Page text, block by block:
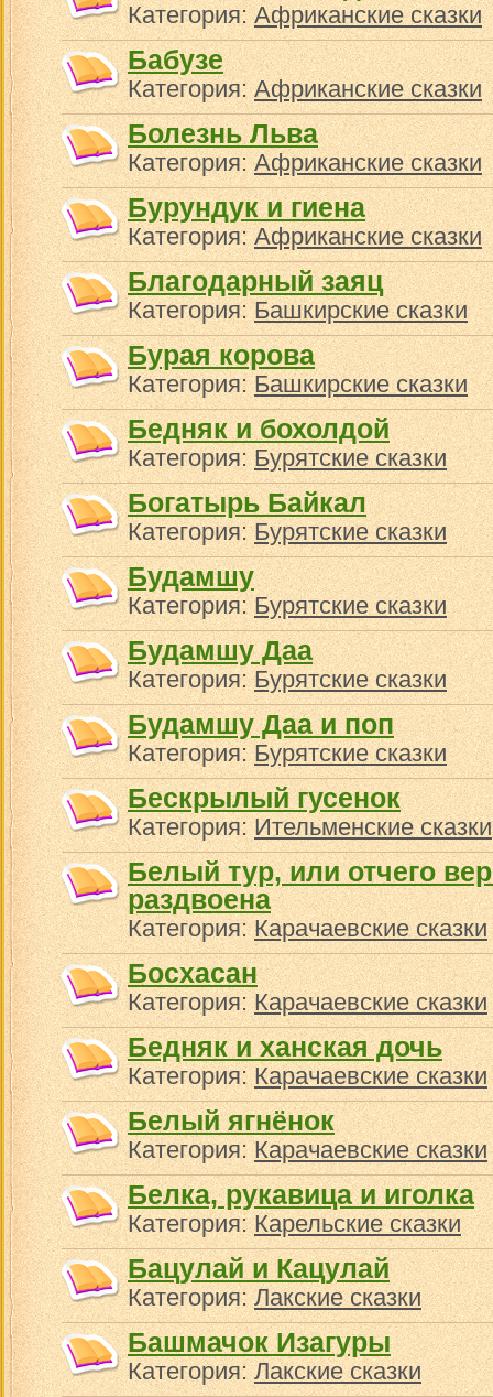
Категория:Африканские сказки
Бабузе
Категория:Африканские сказки
Болезнь Льва
Категория:Африканские сказки
Бурундук и гиена
Категория:Африканские сказки
Благодарный заяц
Категория:Башкирские сказки
Бурая корова
Категория:Башкирские сказки
Бедняк и бохолдой
Категория:Бурятские сказки
Богатырь Байкал
Категория:Бурятские сказки
Будамшу
Категория:Бурятские сказки
Будамшу Даа
Категория:Бурятские сказки
Будамшу Даа и поп
Категория:Бурятские сказки
Бескрылый гусенок
Категория:Ительменские сказки
Белый тур, или отчего
раздвоена
Категория:Карачаевские сказки
Босхасан
Категория:Карачаевские сказки
Бедняк и ханская дочь
Категория:Карачаевские сказки
Белый ягнёнок
Категория:Карачаевские сказки
Белка, рукавица и иголка
Категория:Карельские сказки
Бацулай и Кацулай
Категория:Лакские сказки
Башмачок Изагуры
Категория:Лакские сказки